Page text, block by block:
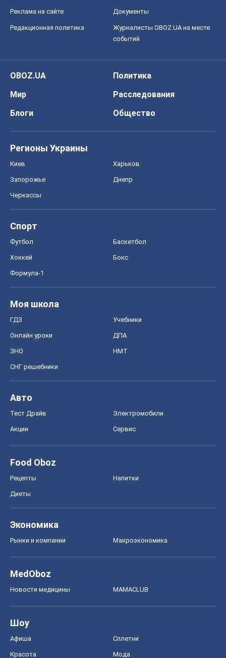
Реклама на сайте Документы
Редакционная политика
Журналисты OBOZ.UA на месте
событий
OBOZ.UA
Политика
Мир
Расследования
Блоги
Общество
Регионы Украины
Киев Харьков
Запорожье Днепр
Черкассы
Спорт
Футбол Баскетбол
Хоккей Бокс
Формула-1
Моя школа
ГДЗ Учебники
Онлайн уроки ДПА
ЗНО НМТ
СНГ решебники
Авто
Тест Драйв Электромобили
Акции Сервис
Food Oboz
Рецепты Напитки
Диеты
Экономика
Рынки и компании Mакроэкономика
MedOboz
Новости медицины MAMACLUB
Шоу
Афиша Сплетни
Красота Мода